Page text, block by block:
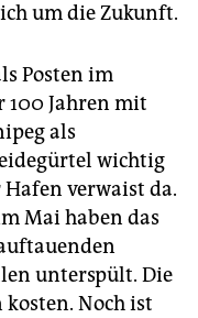
um die Zukunft.
Posten im
100 Jahren mit
als
wichtig
verwaist da.
Mai haben das
unterspült. Die
Noch ist